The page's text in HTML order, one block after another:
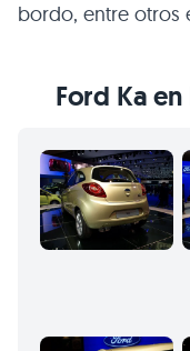
bordo, entre otros
Ford Ka